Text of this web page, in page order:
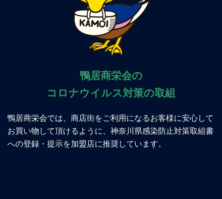
鴨居商栄会の
コロナウイルス対策の取組
鴨居商栄会では、商店街をご利用になるお客様に安心して
お買い物して頂けるように、神奈川県感染防止対策取組書
への登録・提示を加盟店に推奨しています。